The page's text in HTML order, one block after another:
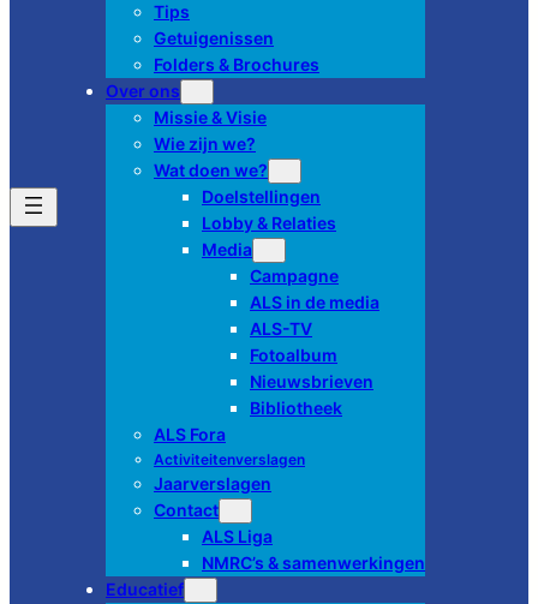
Tips
Getuigenissen
Folders & Brochures
Over ons
Missie & Visie
Wie zijn we?
Wat doen we?
Doelstellingen
Lobby & Relaties
Media
Campagne
ALS in de media
ALS-TV
Fotoalbum
Nieuwsbrieven
Bibliotheek
ALS Fora
Activiteitenverslagen
Jaarverslagen
Contact
ALS Liga
NMRC’s & samenwerkingen
Educatief